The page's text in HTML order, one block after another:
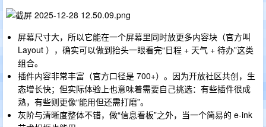
屏幕尺寸大，所以它能在一个屏幕里同时放更多内容块（官方叫
Layout ），确实可以做到抬头一眼看完“日程 + 天气 + 待办”这类
组合。
插件内容非常丰富（官方口径是 700+）。因为开放社区共创，生
态增长快；但实际体验上也意味着需要自己挑选：有些插件很成
熟，有些则更像“能用但还需打磨”。
灰阶与清晰度整体不错，做“信息看板”之外，当一个简易的 e‑ink